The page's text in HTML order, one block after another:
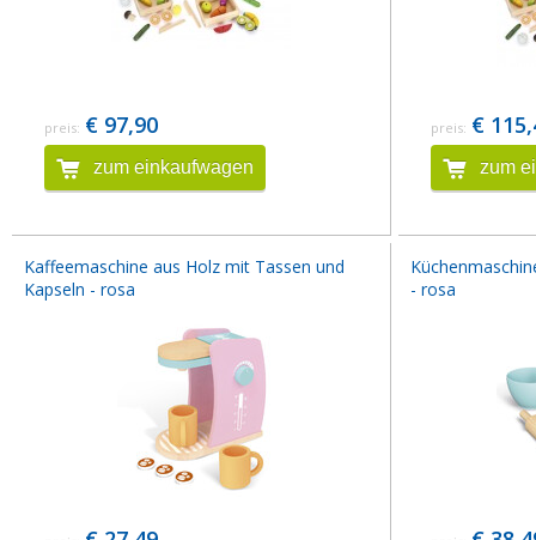
preis: € 97,90
zum einkaufwagen
preis: €
zum
Kaffeemaschine aus Holz mit Tassen und
Kapseln - rosa
- rosa